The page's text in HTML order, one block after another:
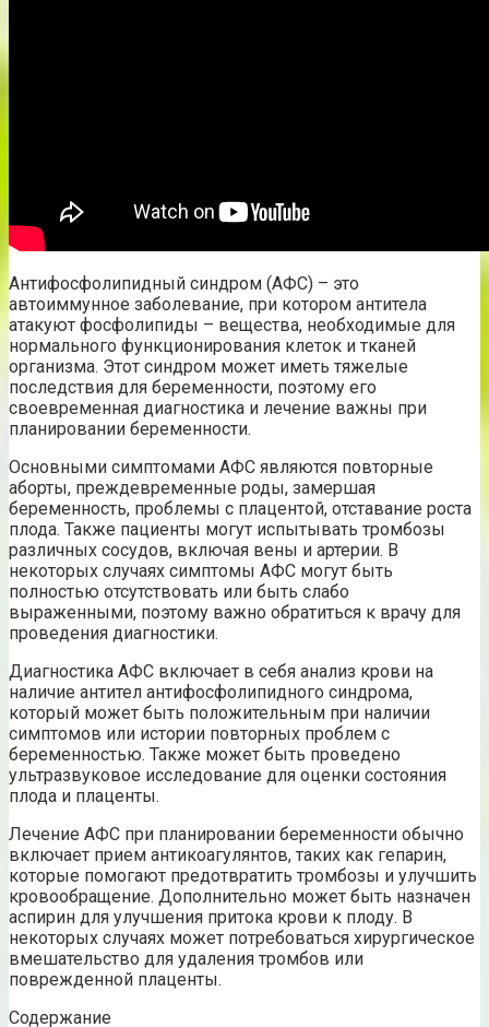
Антифосфолипидный синдром (АФС) – это
автоиммунное заболевание, при котором антитела
атакуют фосфолипиды – вещества, необходимые для
нормального функционирования клеток и тканей
организма. Этот синдром может иметь тяжелые
последствия для беременности, поэтому его
своевременная диагностика и лечение важны при
планировании беременности.
Основными симптомами АФС являются повторные
аборты, преждевременные роды, замершая
беременность, проблемы с плацентой, отставание роста
плода. Также пациенты могут испытывать тромбозы
различных сосудов, включая вены и артерии. В
некоторых случаях симптомы АФС могут быть
полностью отсутствовать или быть слабо
выраженными, поэтому важно обратиться к врачу для
проведения диагностики.
Диагностика АФС включает в себя анализ крови на
наличие антител антифосфолипидного синдрома,
который может быть положительным при наличии
симптомов или истории повторных проблем с
беременностью. Также может быть проведено
ультразвуковое исследование для оценки состояния
плода и плаценты.
Лечение АФС при планировании беременности обычно
включает прием антикоагулянтов, таких как гепарин,
которые помогают предотвратить тромбозы и улучшить
кровообращение. Дополнительно может быть назначен
аспирин для улучшения притока крови к плоду. В
некоторых случаях может потребоваться хирургическое
вмешательство для удаления тромбов или
поврежденной плаценты.
Содержание